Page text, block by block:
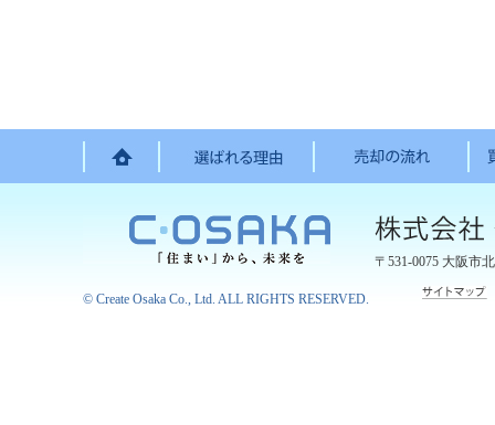
〒531-0075 大阪市
© Create Osaka Co., Ltd. ALL RIGHTS RESERVED.